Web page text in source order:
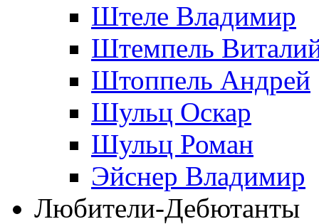
Штеле Владимир
Штемпель
Штоппель Андрей
Шульц Оскар
Шульц Роман
Эйснер Владимир
Любители-Дебютанты